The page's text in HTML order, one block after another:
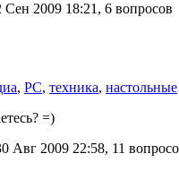
2009 18:21, 6 вопросов
, PC, техника, настольные
=)
Авг 2009 22:58, 11